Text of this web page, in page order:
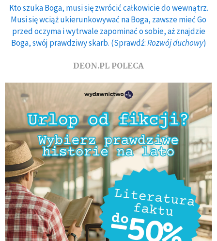
Kto szuka Boga, musi się zwrócić całkowicie do wewnątrz.
Musi się wciąż ukierunkowywać na Boga, zawsze mieć Go
przed oczyma i wytrwale zapominać o sobie, aż znajdzie
Boga, swój prawdziwy skarb. (Sprawdź:Rozwój duchowy)
DEON.PL POLECA